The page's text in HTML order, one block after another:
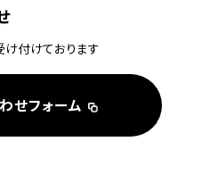
付けております
せフォーム